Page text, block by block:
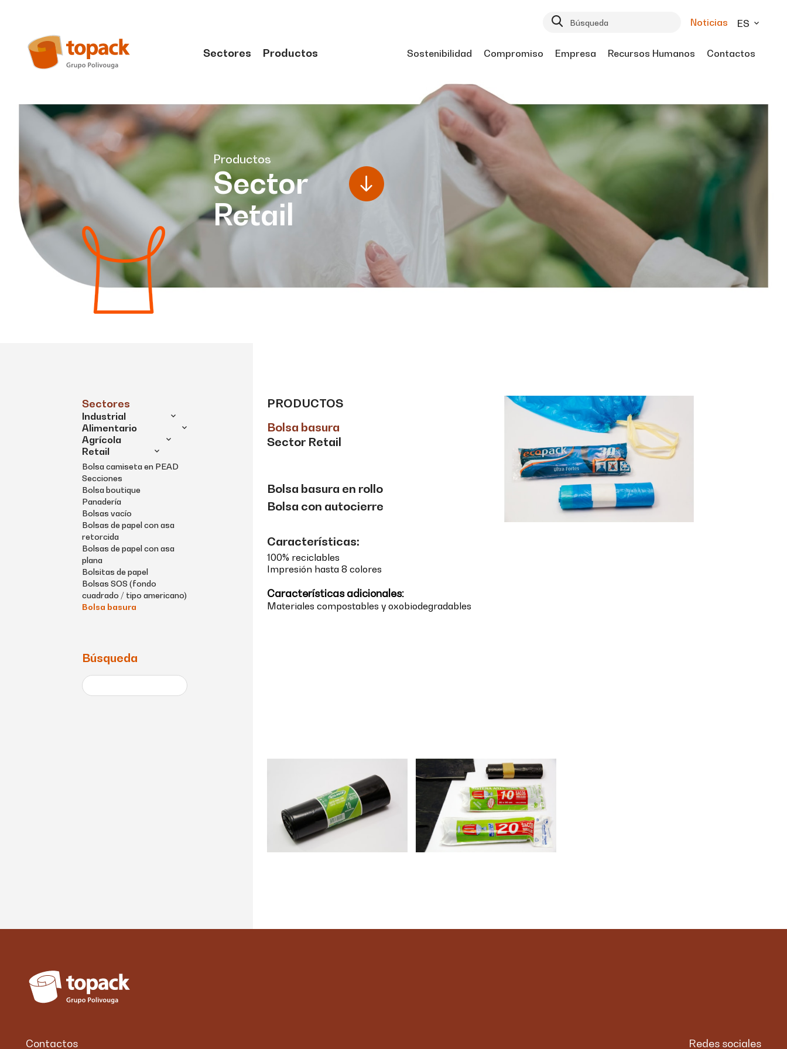
Noticias ES
Sectores Productos Sostenibilidad Compromiso Empresa Recursos Humanos Contactos
Productos
Sector
Retail
Sectores
Industrial
Alimentario
Agrícola
Retail
Bolsa camiseta en PEAD
Secciones
Bolsa boutique
Panadería
Bolsas vacío
Bolsas de papel con asa
retorcida
Bolsas de papel con asa
plana
Bolsitas de papel
Bolsas SOS (fondo
cuadrado / tipo americano)
Bolsa basura
Búsqueda
PRODUCTOS
Bolsa basura
Sector Retail
Bolsa basura en rollo
Bolsa con autocierre
Características:
100% reciclables
Impresión hasta 8 colores
Características adicionales:
Materiales compostables y oxobiodegradables
Contactos Redes sociales